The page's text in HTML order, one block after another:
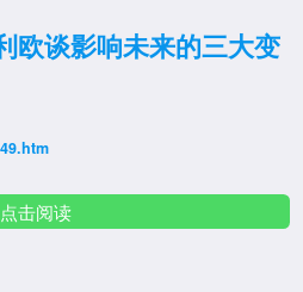
欧谈影响未来的三大变
点击阅读